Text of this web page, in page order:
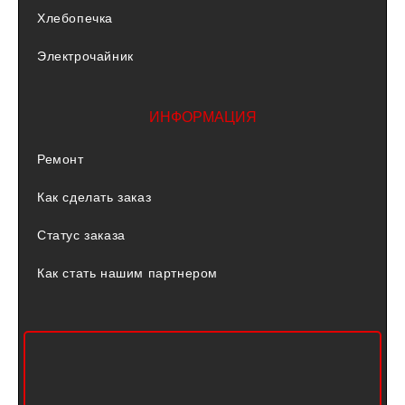
Хлебопечка
Электрочайник
ИНФОРМАЦИЯ
Ремонт
Как сделать заказ
Статус заказа
Как стать нашим партнером